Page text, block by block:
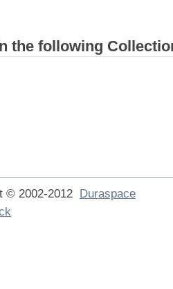
the following
© 2002-2012 Duraspace